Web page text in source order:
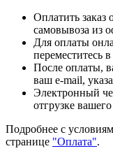
Оплатить
самовывоза из
Для оплаты
переместитесь
После оплаты,
ваш e-mail,
Электронный
отгрузке вашего
Подробнее с
странице "Оплата".